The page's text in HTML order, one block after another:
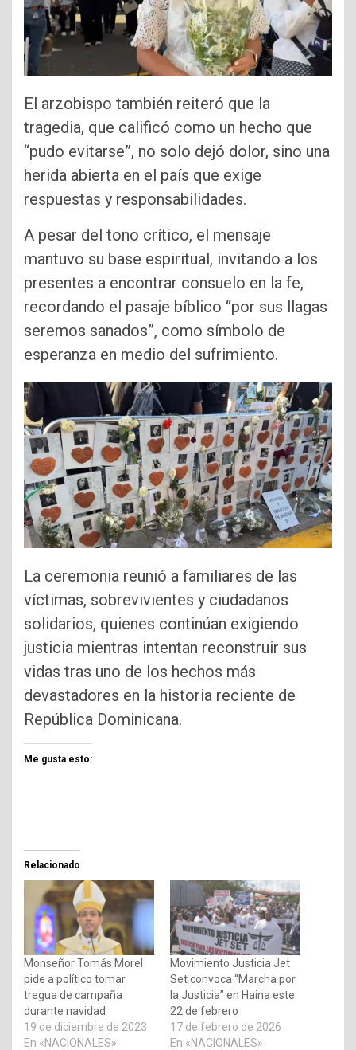
El arzobispo también reiteró que la
tragedia, que calificó como un hecho que
“pudo evitarse”, no solo dejó dolor, sino una
herida abierta en el país que exige
respuestas y responsabilidades.
A pesar del tono crítico, el mensaje
mantuvo su base espiritual, invitando a los
presentes a encontrar consuelo en la fe,
recordando el pasaje bíblico “por sus llagas
seremos sanados”, como símbolo de
esperanza en medio del sufrimiento.
La ceremonia reunió a familiares de las
víctimas, sobrevivientes y ciudadanos
solidarios, quienes continúan exigiendo
justicia mientras intentan reconstruir sus
vidas tras uno de los hechos más
devastadores en la historia reciente de
República Dominicana.
Me gusta esto:
Relacionado
Monseñor Tomás Morel
pide a político tomar
tregua de campaña
durante navidad
19 de diciembre de 2023
En «NACIONALES»
Movimiento Justicia Jet
Set convoca “Marcha por
la Justicia” en Haina este
22 de febrero
17 de febrero de 2026
En «NACIONALES»